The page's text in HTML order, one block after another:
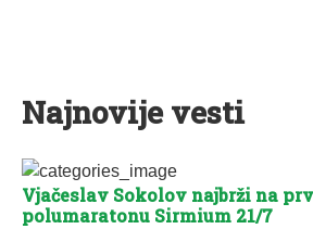
Najnovije vesti
Vjačeslav Sokolov najbrži na
polumaratonu Sirmium 21/7